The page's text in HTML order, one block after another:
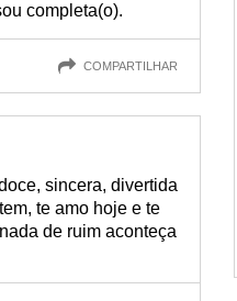
completa(o).
COMPARTILHAR
sincera, divertida
te amo hoje e te
de ruim aconteça